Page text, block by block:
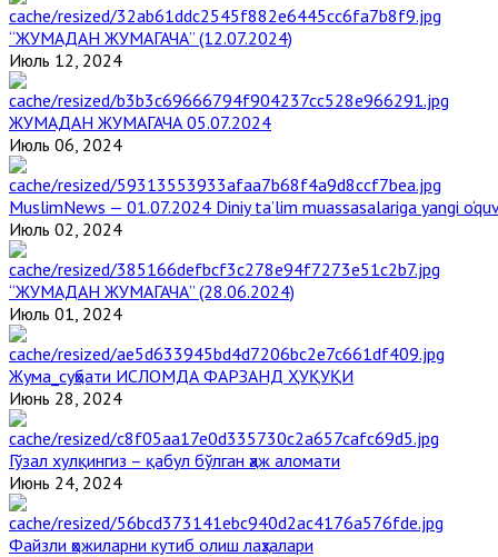
“ЖУМАДАН ЖУМАГАЧА” (12.07.2024)
Июль 12, 2024
ЖУМАДАН ЖУМАГАЧА 05.07.2024
Июль 06, 2024
MuslimNews — 01.07.2024 Diniy ta’lim muassasalariga yangi
Июль 02, 2024
“ЖУМАДАН ЖУМАГАЧА” (28.06.2024)
Июль 01, 2024
Жума_суҳбати ИСЛОМДА ФАРЗАНД ҲУҚУҚИ
Июнь 28, 2024
Гўзал хулқингиз – қабул бўлган ҳаж аломати
Июнь 24, 2024
Файзли ҳожиларни кутиб олиш лаҳзалари